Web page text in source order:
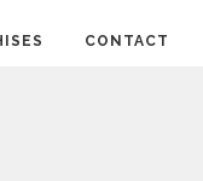
CONTACT